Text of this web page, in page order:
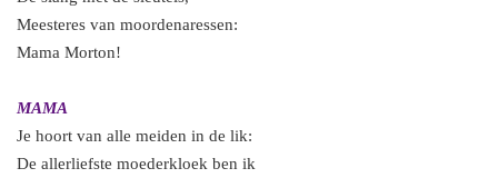
Meesteres van moordenaressen:
Mama Morton!
MAMA
Je hoort van alle meiden in de lik:
De allerliefste moederkloek ben ik